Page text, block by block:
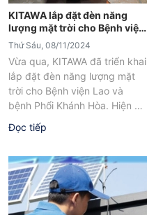
KITAWA lắp đặt đèn năng
lượng mặt trời cho Bệnh viện
Lao và bệnh Phổi Khánh Hòa
Thứ Sáu, 08/11/2024
Vừa qua, KITAWA đã triển khai
lắp đặt đèn năng lượng mặt
trời cho Bệnh viện Lao và
bệnh Phổi Khánh Hòa. Hiện dự
án đã...
Đọc tiếp